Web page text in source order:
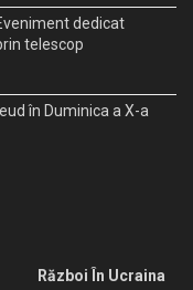
dedicat
telescop
în Duminica a X-a
Război În Ucraina